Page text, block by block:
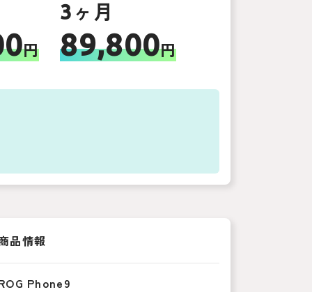
円
3ヶ月
89,800円
品情報
Phone9